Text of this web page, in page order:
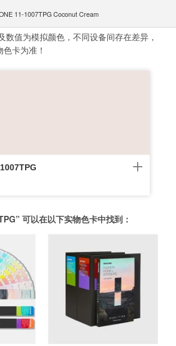
11-1007TPG Coconut Cream
数值为模拟颜色，不同设备间存在差异，
卡为准！
可以在以下实物色卡中找到：